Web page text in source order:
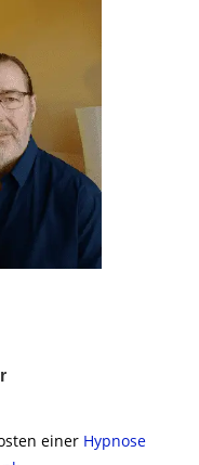
einer Hypnose